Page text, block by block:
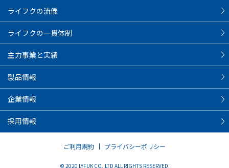
ライフクの流儀
ライフクの一貫体制
主力事業と実績
製品情報
企業情報
採用情報
ご利用規約 プライバシーポリシー
© 2020 LYFUK CO,.LTD ALL RIGHTS RESERVED.